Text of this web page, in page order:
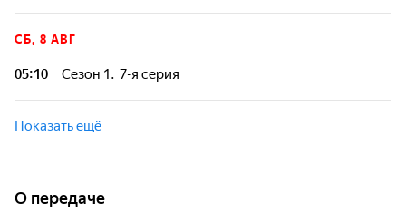
В сборнике коротких комедий "Веселые истории из
произошли с реальными людьми. Канал покажет около
площадках и в блогах.
СБ, 8 АВГ
05:10 Сезон 1. 7-я серия
В сборнике коротких комедий "Веселые истории из
жизни" экранизированы самые смешные случаи, которые
произошли с реальными людьми. Канал покажет около
Показать ещё
О передаче